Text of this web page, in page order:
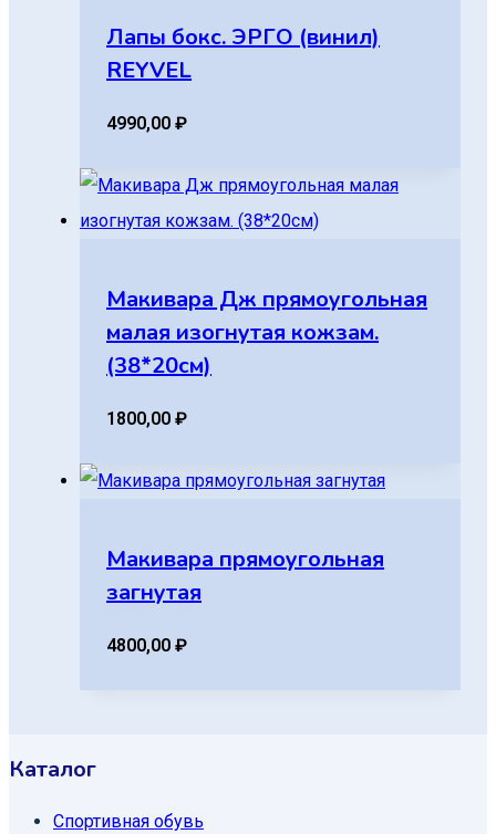
Лапы бокс. ЭРГО (винил)
REYVEL
4990,00 ₽
Макивара Дж прямоугольная
малая изогнутая кожзам.
(38*20см)
1800,00 ₽
Макивара прямоугольная
загнутая
4800,00 ₽
Каталог
Спортивная обувь